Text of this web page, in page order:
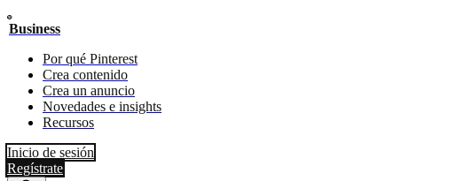
Business
Por qué Pinterest
Crea contenido
Crea un anuncio
Novedades e insights
Recursos
Inicio de sesión
Regístrate